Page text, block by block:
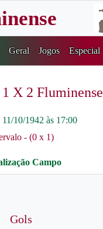
Geral Jogos Especial
X 2 Fluminense
10/1942 às 17:00
- (0 x 1)
Gols